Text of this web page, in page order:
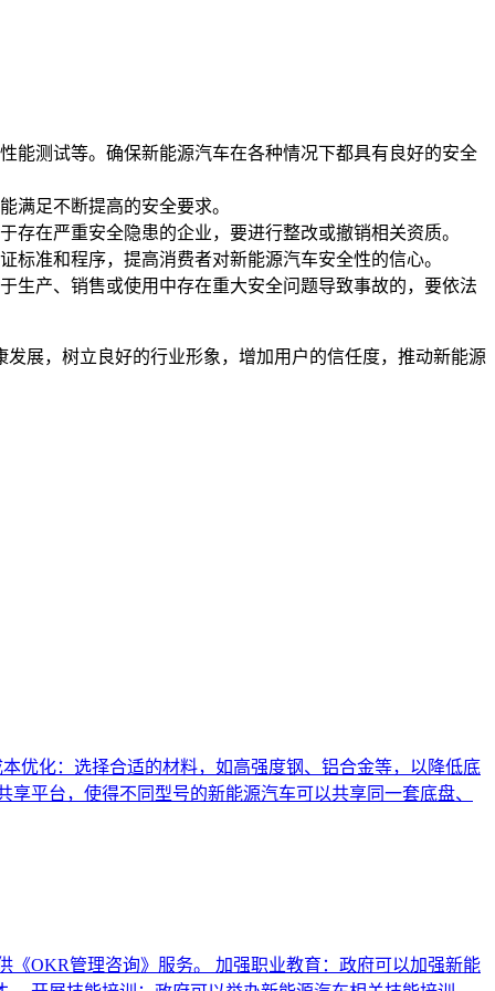
能测试等。确保新能源汽车在各种情况下都具有良好的安全
满足不断提高的安全要求。
在严重安全隐患的企业，要进行整改或撤销相关资质。
准和程序，提高消费者对新能源汽车安全性的信心。
生产、销售或使用中存在重大安全问题导致事故的，要依法
展，树立良好的行业形象，增加用户的信任度，推动新能源
优化：选择合适的材料，如高强度钢、铝合金等，以降低底
平台，使得不同型号的新能源汽车可以共享同一套底盘、
OKR管理咨询》服务。 加强职业教育：政府可以加强新能